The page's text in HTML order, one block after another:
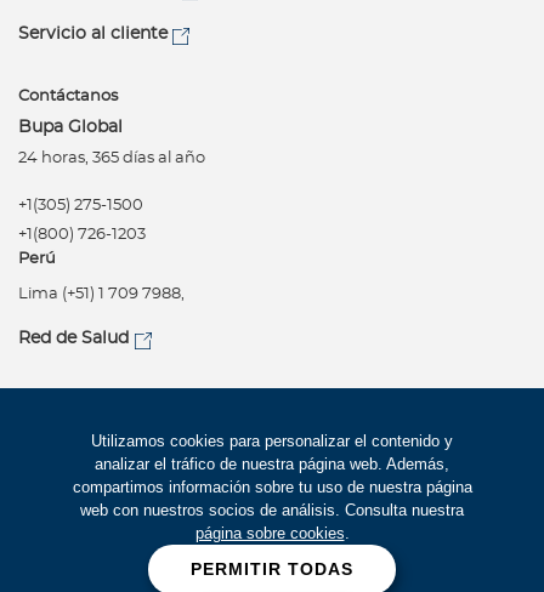
Utilizamos cookies para personalizar el contenido y
analizar el tráfico de nuestra página web. Además,
compartimos información sobre tu uso de nuestra página
web con nuestros socios de análisis. Consulta nuestra
página sobre cookies.
PERMITIR TODAS
Servicio al cliente
Contáctanos
Bupa Global
24 horas, 365 días al año
+1(305) 275-1500
+1(800) 726-1203
Perú
Lima (+51) 1 709 7988,
Red de Salud
Política de privacidad
Términos de uso
Accesibilidad
Trabaje con Bupa